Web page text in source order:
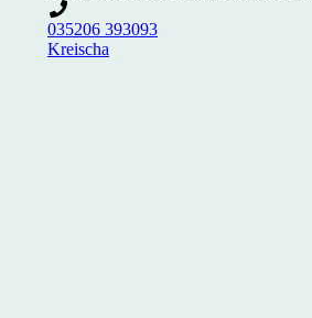
035206 393093
Kreischa